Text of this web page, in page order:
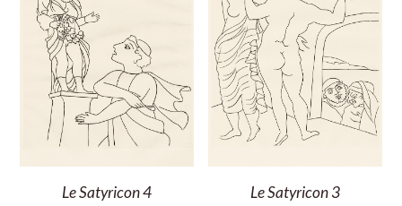
Le Satyricon 4 Le Satyricon 3